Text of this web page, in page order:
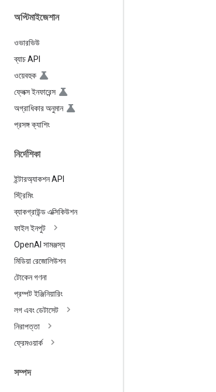
অপ্টিমাইজেশান
ওভারভিউ
ব্যাচ API
ওয়েবহুক
ফ্লেক্স ইনফারেন্স
অগ্রাধিকার অনুমান
প্রসঙ্গ ক্যাশিং
নির্দেশিকা
ইন্টারঅ্যাকশন API
স্ট্রিমিং
ব্যাকগ্রাউন্ড এক্সিকিউশন
ফাইল ইনপুট
OpenAI সামঞ্জস্য
মিডিয়া রেজোলিউশন
টোকেন গণনা
প্রম্পট ইঞ্জিনিয়ারিং
লগ এবং ডেটাসেট
নিরাপত্তা
ফ্রেমওয়ার্ক
সম্পদ